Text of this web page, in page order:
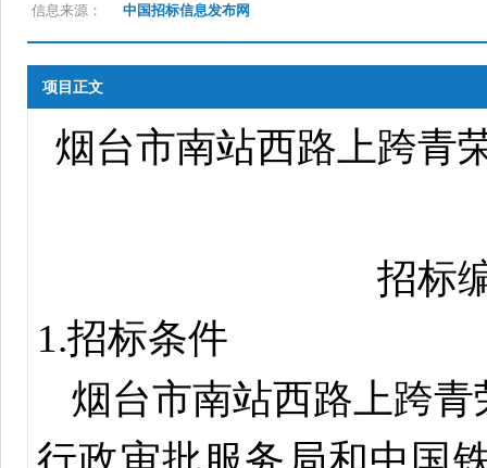
信息来源：
中国招标信息发布网
项目正文